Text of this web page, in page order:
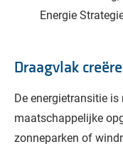
Energie
Draagvlak
De energietransitie
maatschappelijke
zonneparken of